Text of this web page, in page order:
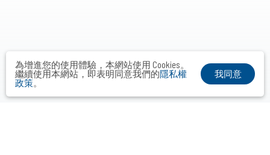
為增進您的使用體驗，本網站使用 Cookies。
繼續使用本網站，即表明同意我們的隱私權
政策。
我同意